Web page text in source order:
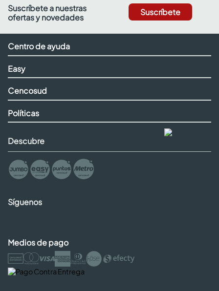
Suscríbete a nuestras
ofertas y novedades
Suscríbete
Centro de ayuda
Easy
Cencosud
Políticas
Descubre
Síguenos
Medios de pago
armarios closet
comedores
neveras